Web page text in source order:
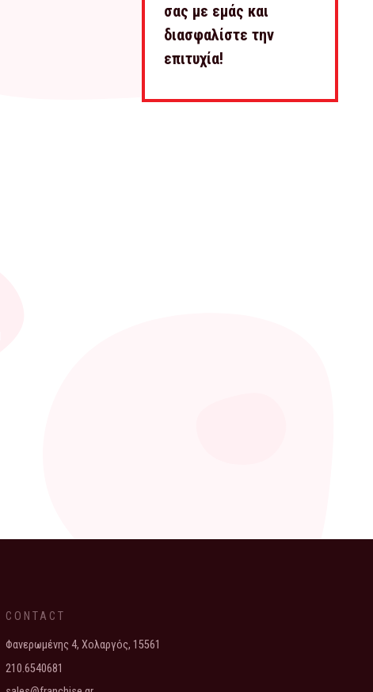
σας με εμάς και
διασφαλίστε την
επιτυχία!
CONTACT
Φανερωμένης 4, Χολαργός, 15561
210.6540681